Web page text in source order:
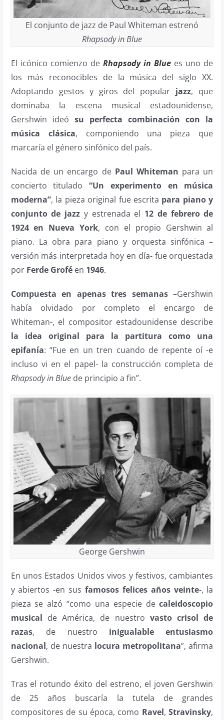
El conjunto de jazz de Paul Whiteman estrenó
Rhapsody in Blue
El icónico comienzo de Rhapsody in Blue es uno de
los más reconocibles de la música del siglo XX.
Adoptando gestos y giros del popular jazz, que
dominaba la escena musical estadounidense,
Gershwin ideó su perfecta combinación con la
música clásica, componiendo una pieza que
marcaría el género sinfónico del país.
Nacida de un encargo de Paul Whiteman para un
concierto titulado“Un experimento en música
moderna”, la pieza original fue escrita para piano y
conjunto de jazz y estrenada el 12 de febrero de
1924 en Nueva York, con el propio Gershwin al
piano. La obra para piano y orquesta sinfónica –
versión más interpretada hoy en día- fue orquestada
por Ferde Groféen 1946.
Compuesta en apenas tres semanas–Gershwin
había olvidado por completo el encargo de
Whiteman-, el compositor estadounidense describe
la idea original para la partitura como una
epifanía: “Fue en un tren cuando de repente oí -e
incluso vi en el papel- la construcción completa de
Rhapsody in Blue de principio a fin”.
George Gershwin
En unos Estados Unidos vivos y festivos, cambiantes
y abiertos -en sus famosos felices años veinte-, la
pieza se alzó “como una especie decaleidoscopio
musical de América, de nuestro vasto crisol de
razas, de nuestro inigualable entusiasmo
nacional, de nuestra locura metropolitana”, afirma
Gershwin.
Tras el rotundo éxito del estreno, el joven Gershwin
de 25 años buscaría la tutela de grandes
compositores de su época, como Ravel,Stravinsky,